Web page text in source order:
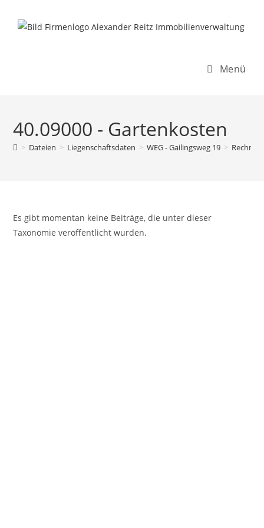
Inhalt
Menü
40.09000 - Gartenkosten
> Dateien > Liegenschaftsdaten > WEG - Gailingsweg 19 >
Es gibt momentan keine Beiträge, die unter dieser
Taxonomie veröffentlicht wurden.